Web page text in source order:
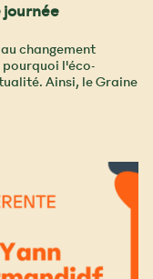
changement
l'éco-
Ainsi, le Graine